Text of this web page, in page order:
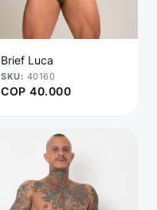
Brief Luca
40160
COP 40.000